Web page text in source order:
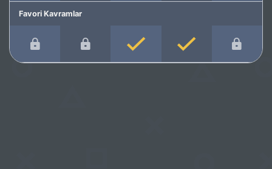
Favori Kavramlar